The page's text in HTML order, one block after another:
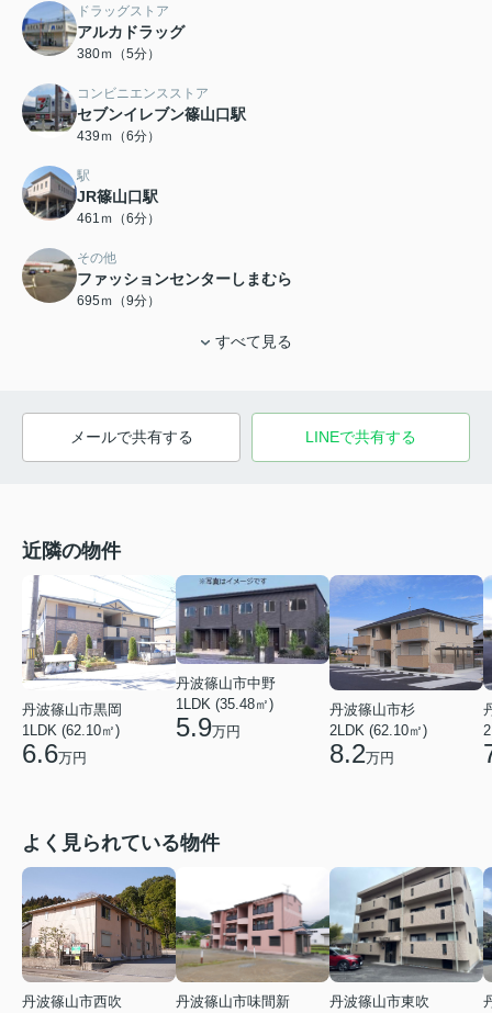
ドラッグストア
アルカドラッグ
380ｍ（5分）
コンビニエンスストア
セブンイレブン篠山口駅
439ｍ（6分）
駅
JR篠山口駅
461ｍ（6分）
その他
ファッションセンターしまむら
695ｍ（9分）
すべて見る
メールで共有する LINEで共有する
近隣の物件
丹波篠山市黒岡
1LDK (62.10㎡)
6.6万円
丹波篠山市中野
1LDK (35.48㎡)
5.9万円
丹波篠山市杉
2LDK (62.10㎡)
8.2万円
よく見られている物件
丹波篠山市西吹
丹波篠山市味間新
丹波篠山市東吹